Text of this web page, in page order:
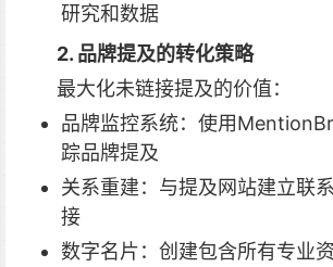
研究和数据
2. 品牌提及的转化策略
最大化未链接提及的价值：
品牌监控系统：使用
踪品牌提及
关系重建：与提及网站建立联
接
数字名片：创建包含所有专业